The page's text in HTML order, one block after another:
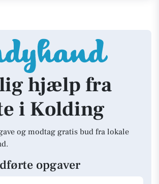
hjælp fra
i Kolding
og modtag gratis bud fra lokale
opgaver